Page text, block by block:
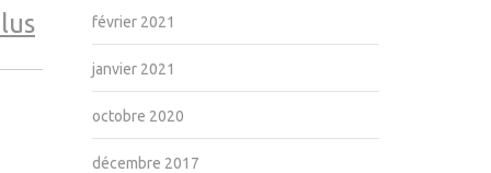
février 2021
janvier 2021
octobre 2020
décembre 2017